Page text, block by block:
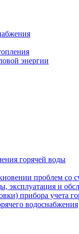
энергии
горячей воды
проблем со
эксплуатация и
прибора учета
водоснабжения